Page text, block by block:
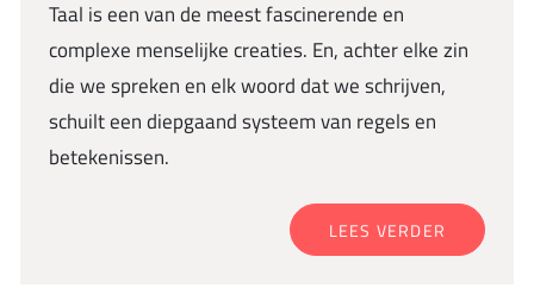
Taal is een van de meest fascinerende en
complexe menselijke creaties. En, achter elke zin
die we spreken en elk woord dat we schrijven,
schuilt een diepgaand systeem van regels en
betekenissen.
LEES VERDER